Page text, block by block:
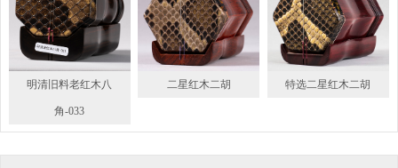
明清旧料老红木八
角-033
二星红木二胡 特选二星红木二胡